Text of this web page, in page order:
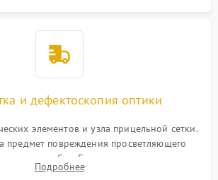
и дефектоскопия оптики
элементов и узла прицельной сетки.
предмет повреждения просветляющего
грибка. Бережная очистка стекол
Проверка целостности гравированной
Подробнее